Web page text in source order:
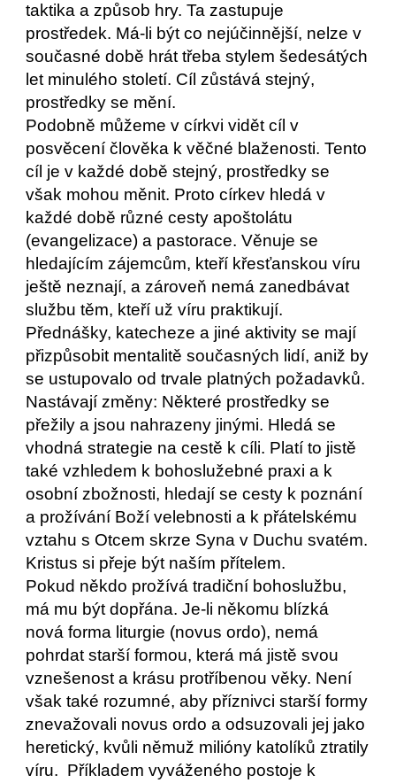
taktika a způsob hry. Ta zastupuje
prostředek. Má-li být co nejúčinnější, nelze v
současné době hrát třeba stylem šedesátých
let minulého století. Cíl zůstává stejný,
prostředky se mění.
Podobně můžeme v církvi vidět cíl v
posvěcení člověka k věčné blaženosti. Tento
cíl je v každé době stejný, prostředky se
však mohou měnit. Proto církev hledá v
každé době různé cesty apoštolátu
(evangelizace) a pastorace. Věnuje se
hledajícím zájemcům, kteří křesťanskou víru
ještě neznají, a zároveň nemá zanedbávat
službu těm, kteří už víru praktikují.
Přednášky, katecheze a jiné aktivity se mají
přizpůsobit mentalitě současných lidí, aniž by
se ustupovalo od trvale platných požadavků.
Nastávají změny: Některé prostředky se
přežily a jsou nahrazeny jinými. Hledá se
vhodná strategie na cestě k cíli. Platí to jistě
také vzhledem k bohoslužebné praxi a k
osobní zbožnosti, hledají se cesty k poznání
a prožívání Boží velebnosti a k přátelskému
vztahu s Otcem skrze Syna v Duchu svatém.
Kristus si přeje být naším přítelem.
Pokud někdo prožívá tradiční bohoslužbu,
má mu být dopřána. Je-li někomu blízká
nová forma liturgie (novus ordo), nemá
pohrdat starší formou, která má jistě svou
vznešenost a krásu protříbenou věky. Není
však také rozumné, aby příznivci starší formy
znevažovali novus ordo a odsuzovali jej jako
heretický, kvůli němuž milióny katolíků ztratily
víru. Příkladem vyváženého postoje k